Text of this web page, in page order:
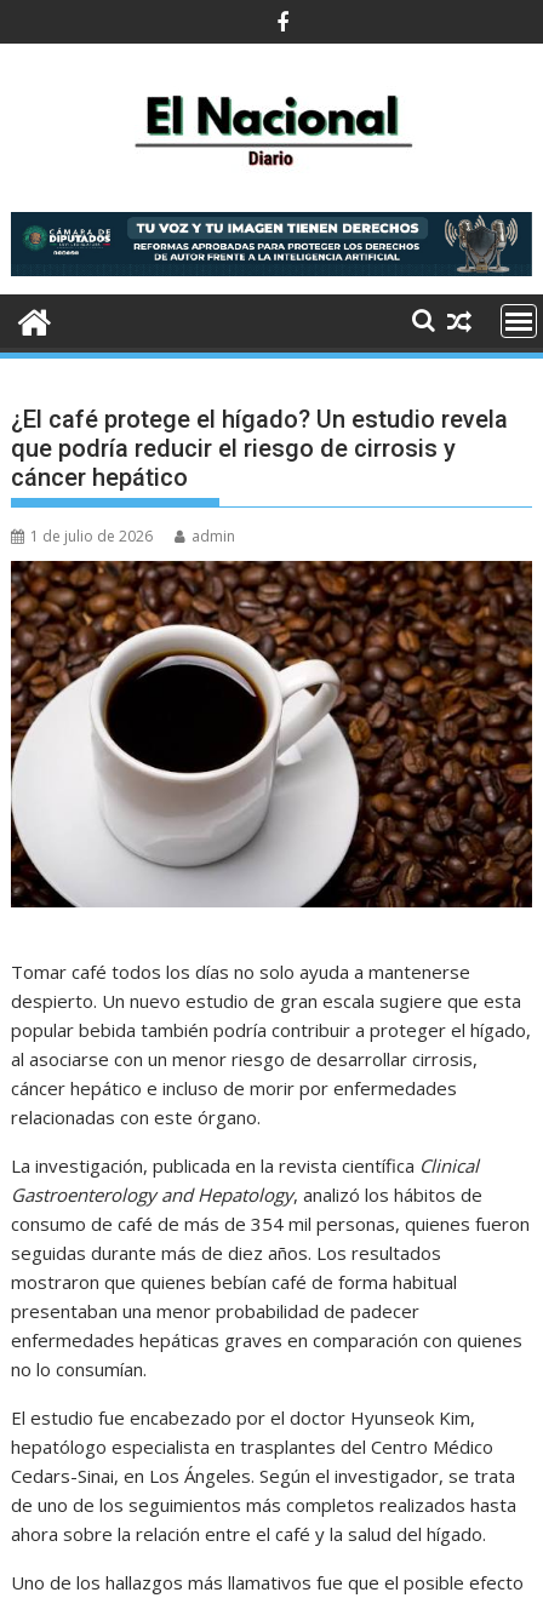
al
¿El café protege el hígado? Un estudio revela
que podría reducir el riesgo de cirrosis y
cáncer hepático
1 de julio de 2026 admin
Tomar café todos los días no solo ayuda a mantenerse
despierto. Un nuevo estudio de gran escala sugiere que esta
popular bebida también podría contribuir a proteger el hígado,
al asociarse con un menor riesgo de desarrollar cirrosis,
cáncer hepático e incluso de morir por enfermedades
relacionadas con este órgano.
La investigación, publicada en la revista científica Clinical
Gastroenterology and Hepatology, analizó los hábitos de
consumo de café de más de 354 mil personas, quienes fueron
seguidas durante más de diez años. Los resultados
mostraron que quienes bebían café de forma habitual
presentaban una menor probabilidad de padecer
enfermedades hepáticas graves en comparación con quienes
no lo consumían.
El estudio fue encabezado por el doctor Hyunseok Kim,
hepatólogo especialista en trasplantes del Centro Médico
Cedars-Sinai, en Los Ángeles. Según el investigador, se trata
de uno de los seguimientos más completos realizados hasta
ahora sobre la relación entre el café y la salud del hígado.
Uno de los hallazgos más llamativos fue que el posible efecto